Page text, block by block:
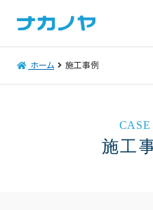
ホーム 施工事例
施工